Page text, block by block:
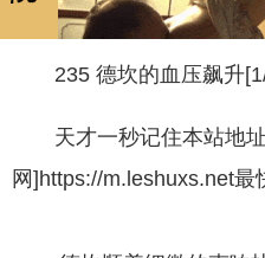
235 德坎的血压飙升
天才一秒记住本站地
网]https://m.leshuxs.net最